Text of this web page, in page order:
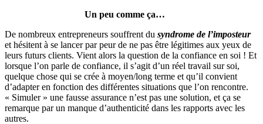
Un peu comme ça…
De nombreux entrepreneurs souffrent du syndrome de l’imposteur
et hésitent à se lancer par peur de ne pas être légitimes aux yeux de
leurs futurs clients. Vient alors la question de la confiance en soi ! Et
lorsque l’on parle de confiance, il s’agit d’un réel travail sur soi,
quelque chose qui se crée à moyen/long terme et qu’il convient
d’adapter en fonction des différentes situations que l’on rencontre.
« Simuler » une fausse assurance n’est pas une solution, et ça se
remarque par un manque d’authenticité dans les rapports avec les
autres.